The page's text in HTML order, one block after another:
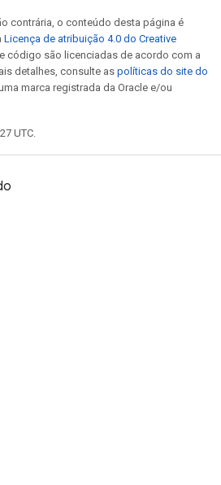
contrária, o conteúdo desta página é
Licença de atribuição 4.0 do Creative
código são licenciadas de acordo com a
detalhes, consulte as políticas do site do
marca registrada da Oracle e/ou
UTC.